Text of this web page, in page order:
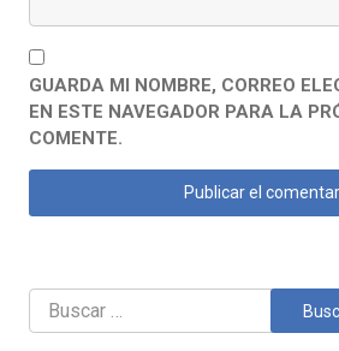
GUARDA MI NOMBRE, CORREO
EN ESTE NAVEGADOR PARA LA
COMENTE.
Buscar: